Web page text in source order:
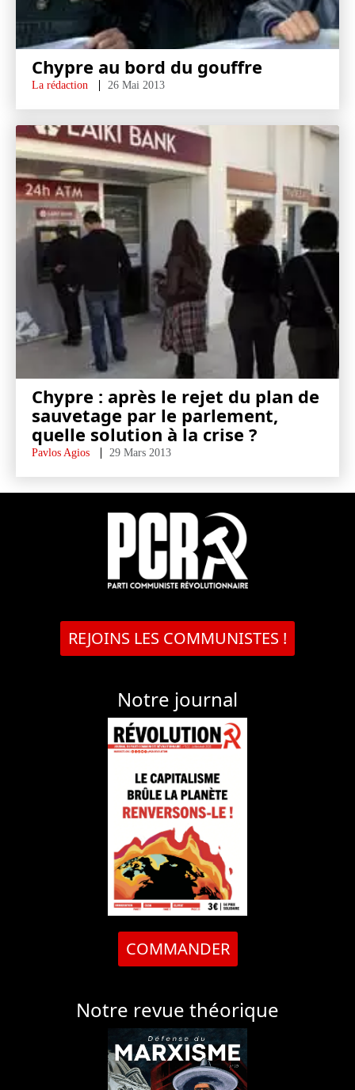
Chypre au bord du gouffre
La rédaction 26 Mai 2013
Chypre : après le rejet du plan de
sauvetage par le parlement,
quelle solution à la crise ?
Pavlos Agios 29 Mars 2013
REJOINS LES COMMUNISTES !
Notre journal
COMMANDER
Notre revue théorique